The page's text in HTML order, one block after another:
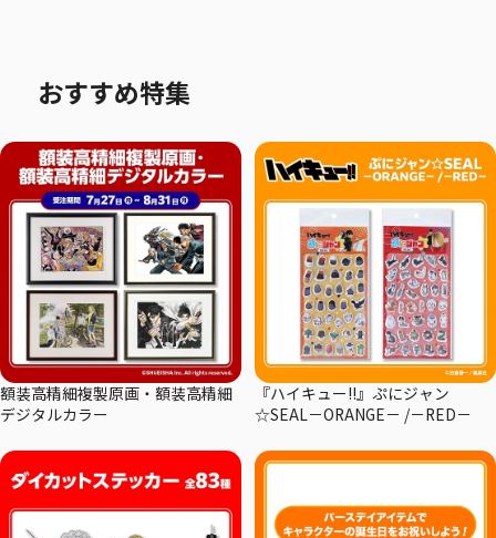
おすすめ特集
額装高精細複製原画・額装高精細
デジタルカラー
『ハイキュー!!』ぷにジャン
☆SEAL－ORANGE－ /－RED－